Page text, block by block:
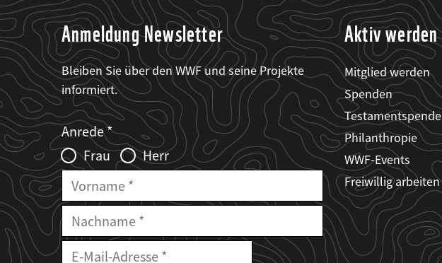
Anmeldung Newsletter
Bleiben Sie über den WWF und seine Projekte
informiert.
Web2Case
Infofelder
Fieldset
anrede_name
Anrede
Frau
Herr
Vorname
Nachname
E-
Mailadresse
Aktiv werden
Mitglied werden
Spenden
Testamentspende
Philanthropie
WWF-Events
Freiwillig arbeiten